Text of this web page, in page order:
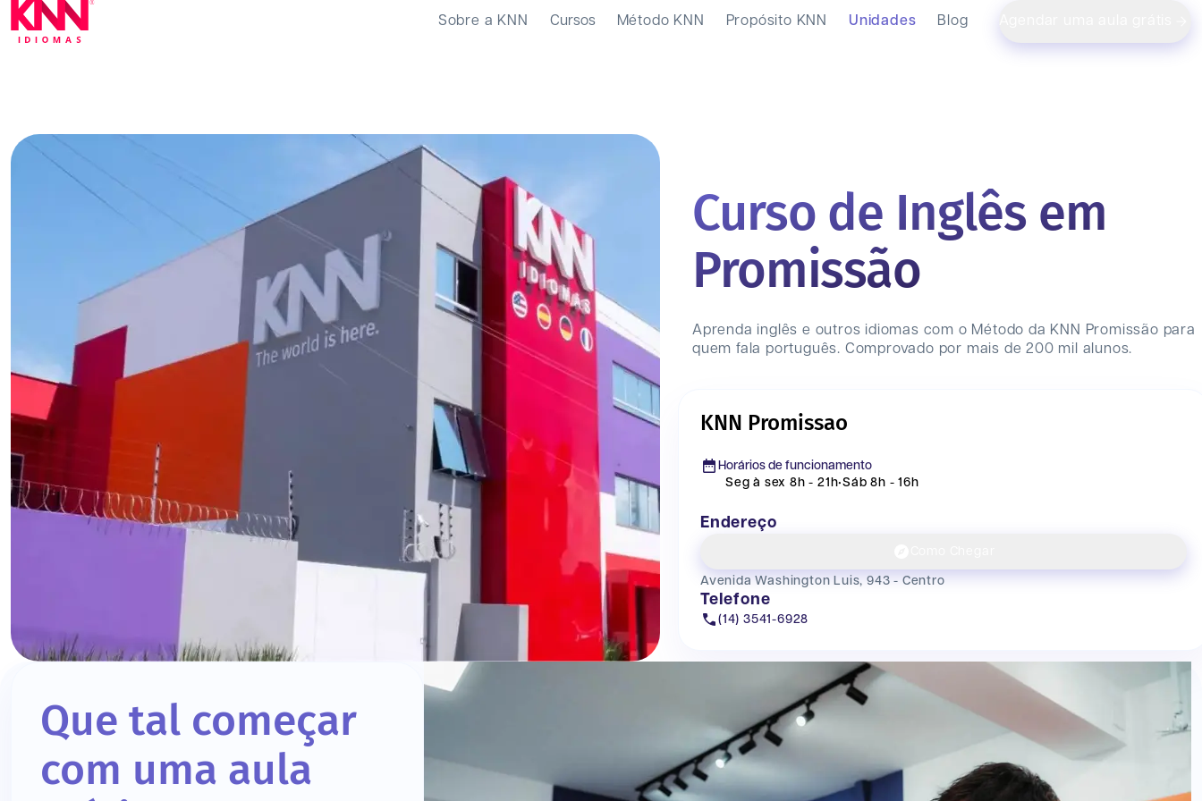
Sobre a KNN Cursos Método KNN Propósito KNN Unidades Blog
Curso de Inglês em
Promissão
Aprenda inglês e outros idiomas com o Método da KNN Promissão para
quem fala português. Comprovado por mais de 200 mil alunos.
KNN Promissao
Horários de funcionamento
Seg à sex 8h - 21h•Sáb 8h - 16h
Endereço
Avenida Washington Luis, 943 - Centro
Telefone
(14) 3541-6928
Que tal começar
com uma aula